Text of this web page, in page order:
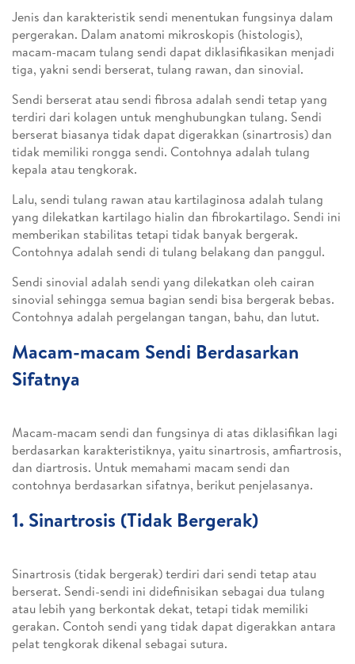
Jenis dan karakteristik sendi menentukan fungsinya dalam
pergerakan. Dalam anatomi mikroskopis (histologis),
macam-macam tulang sendi dapat diklasifikasikan menjadi
tiga, yakni sendi berserat, tulang rawan, dan sinovial.
Sendi berserat atau sendi fibrosa adalah sendi tetap yang
terdiri dari kolagen untuk menghubungkan tulang. Sendi
berserat biasanya tidak dapat digerakkan (sinartrosis) dan
tidak memiliki rongga sendi. Contohnya adalah tulang
kepala atau tengkorak.
Lalu, sendi tulang rawan atau kartilaginosa adalah tulang
yang dilekatkan kartilago hialin dan fibrokartilago. Sendi ini
memberikan stabilitas tetapi tidak banyak bergerak.
Contohnya adalah sendi di tulang belakang dan panggul.
Sendi sinovial adalah sendi yang dilekatkan oleh cairan
sinovial sehingga semua bagian sendi bisa bergerak bebas.
Contohnya adalah pergelangan tangan, bahu, dan lutut.
Macam-macam Sendi Berdasarkan
Sifatnya
Macam-macam sendi dan fungsinya di atas diklasifikan lagi
berdasarkan karakteristiknya, yaitu sinartrosis, amfiartrosis,
dan diartrosis. Untuk memahami macam sendi dan
contohnya berdasarkan sifatnya, berikut penjelasanya.
1. Sinartrosis (Tidak Bergerak)
Sinartrosis (tidak bergerak) terdiri dari sendi tetap atau
berserat. Sendi-sendi ini didefinisikan sebagai dua tulang
atau lebih yang berkontak dekat, tetapi tidak memiliki
gerakan. Contoh sendi yang tidak dapat digerakkan antara
pelat tengkorak dikenal sebagai sutura.